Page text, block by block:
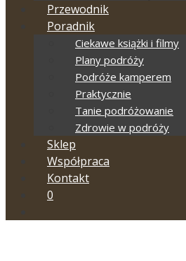
Przewodnik
Poradnik
Ciekawe książki i filmy
Plany podróży
Podróże kamperem
Praktycznie
Tanie podróżowanie
Zdrowie w podróży
Sklep
Współpraca
Kontakt
0